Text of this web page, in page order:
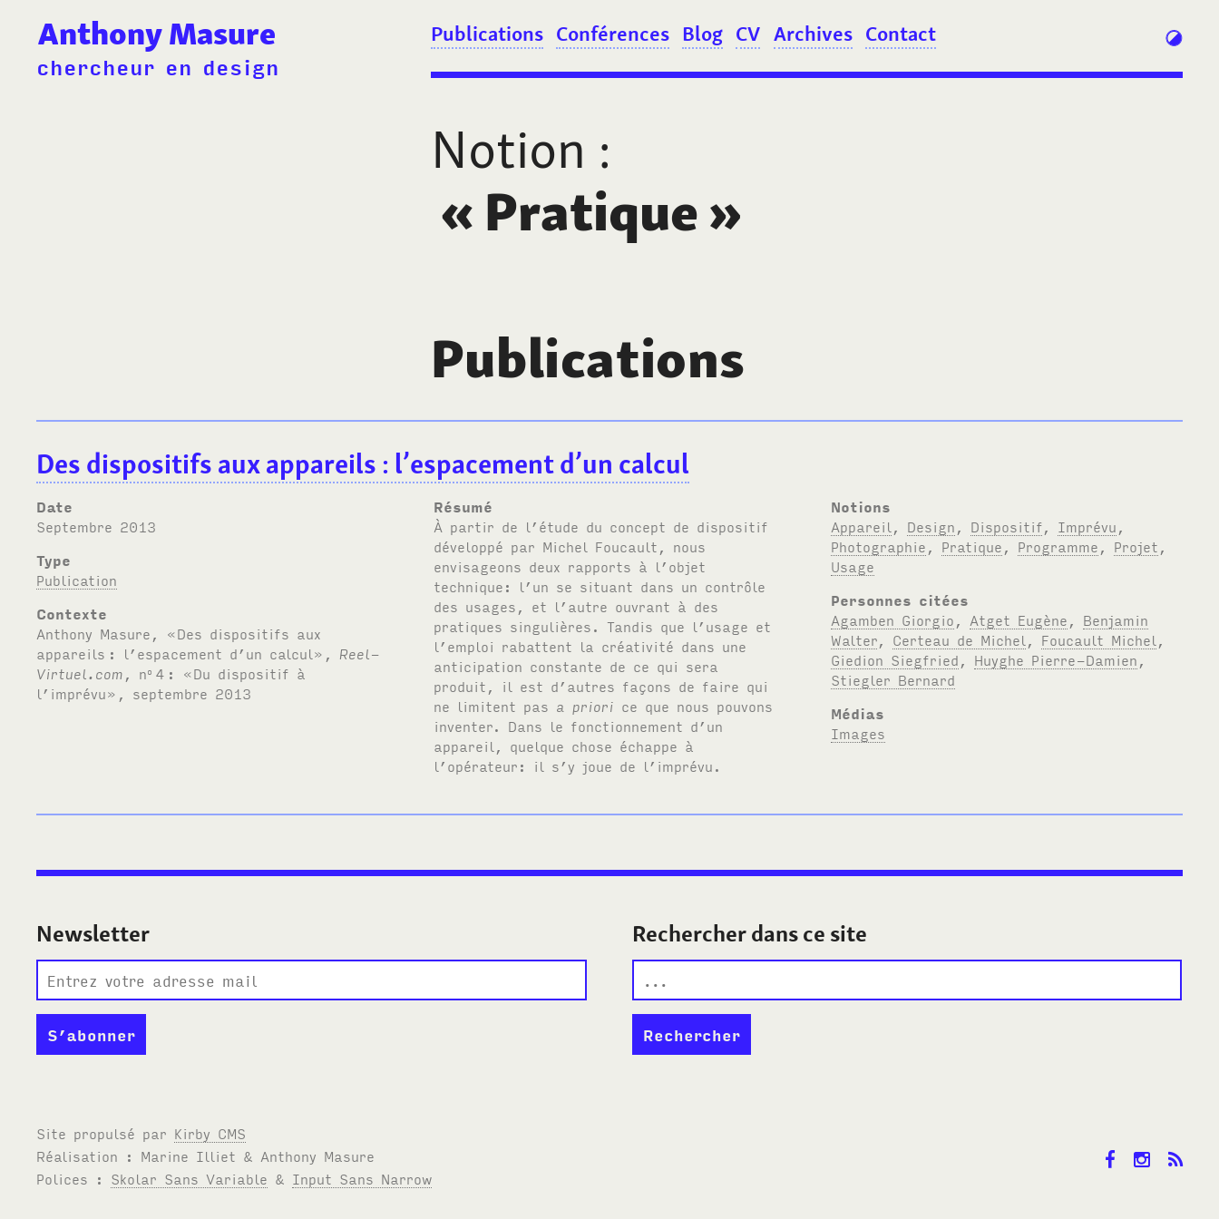
Anthony Masure
chercheur en design
Publications Conférences Blog CV Archives Contact
Notion :
« Pratique»
Publications
Des dispositifs aux appareils : l’espacement d’un calcul
Date
septembre 2013
Type
Publication
Contexte
Anthony Masure, «Des dispositifs aux
appareils : l’espacement d’un calcul», Reel-
Virtuel.com , no 4 : «Du dispositif à
l’imprévu», septembre 2013
Résumé
À partir de l’étude du concept de dispositif
développé par Michel Foucault, nous
envisageons deux rapports à l’objet
technique: l’un se situant dans un contrôle
des usages, et l’autre ouvrant à des
pratiques singulières. Tandis que l’usage et
l’emploi rabattent la créativité dans une
anticipation constante de ce qui sera
produit, il est d’autres façons de faire qui
ne limitent pas a priori ce que nous pouvons
inventer. Dans le fonctionnement d’un
appareil, quelque chose échappe à
l’opérateur: il s’y joue de l’imprévu.
Notions
Appareil
Design Dispositif Imprévu
Photographie
Pratique Programme Projet
Usage
Personnes citées
Agamben Giorgio
Atget Eugène
Benjamin
Walter
Certeau de Michel Foucault Michel
Giedion Siegfried
Huyghe Pierre-Damien
Stiegler Bernard
Médias
Images
Newsletter Rechercher dans ce site
Site propulsé par Kirby CMS
Réalisation : Marine Illiet & Anthony Masure
Polices : Skolar Sans Variable & Input Sans Narrow